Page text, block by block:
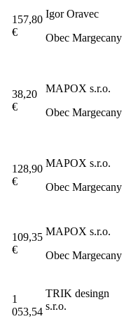
157,80
€
Igor Oravec
Obec Margecany
38,20
€
MAPOX s.r.o.
Obec Margecany
128,90
€
MAPOX s.r.o.
Obec Margecany
109,35
€
MAPOX s.r.o.
Obec Margecany
1
053,54
TRIK desingn
s.r.o.